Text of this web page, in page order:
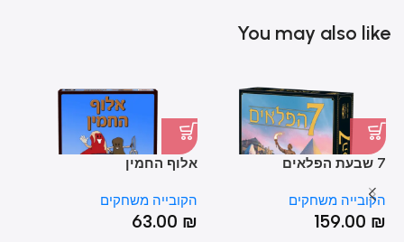
You may also like
7 שבעת הפלאים
הקובייה משחקים
159.00 ₪
אלוף החמין
הקובייה משחקים
63.00 ₪